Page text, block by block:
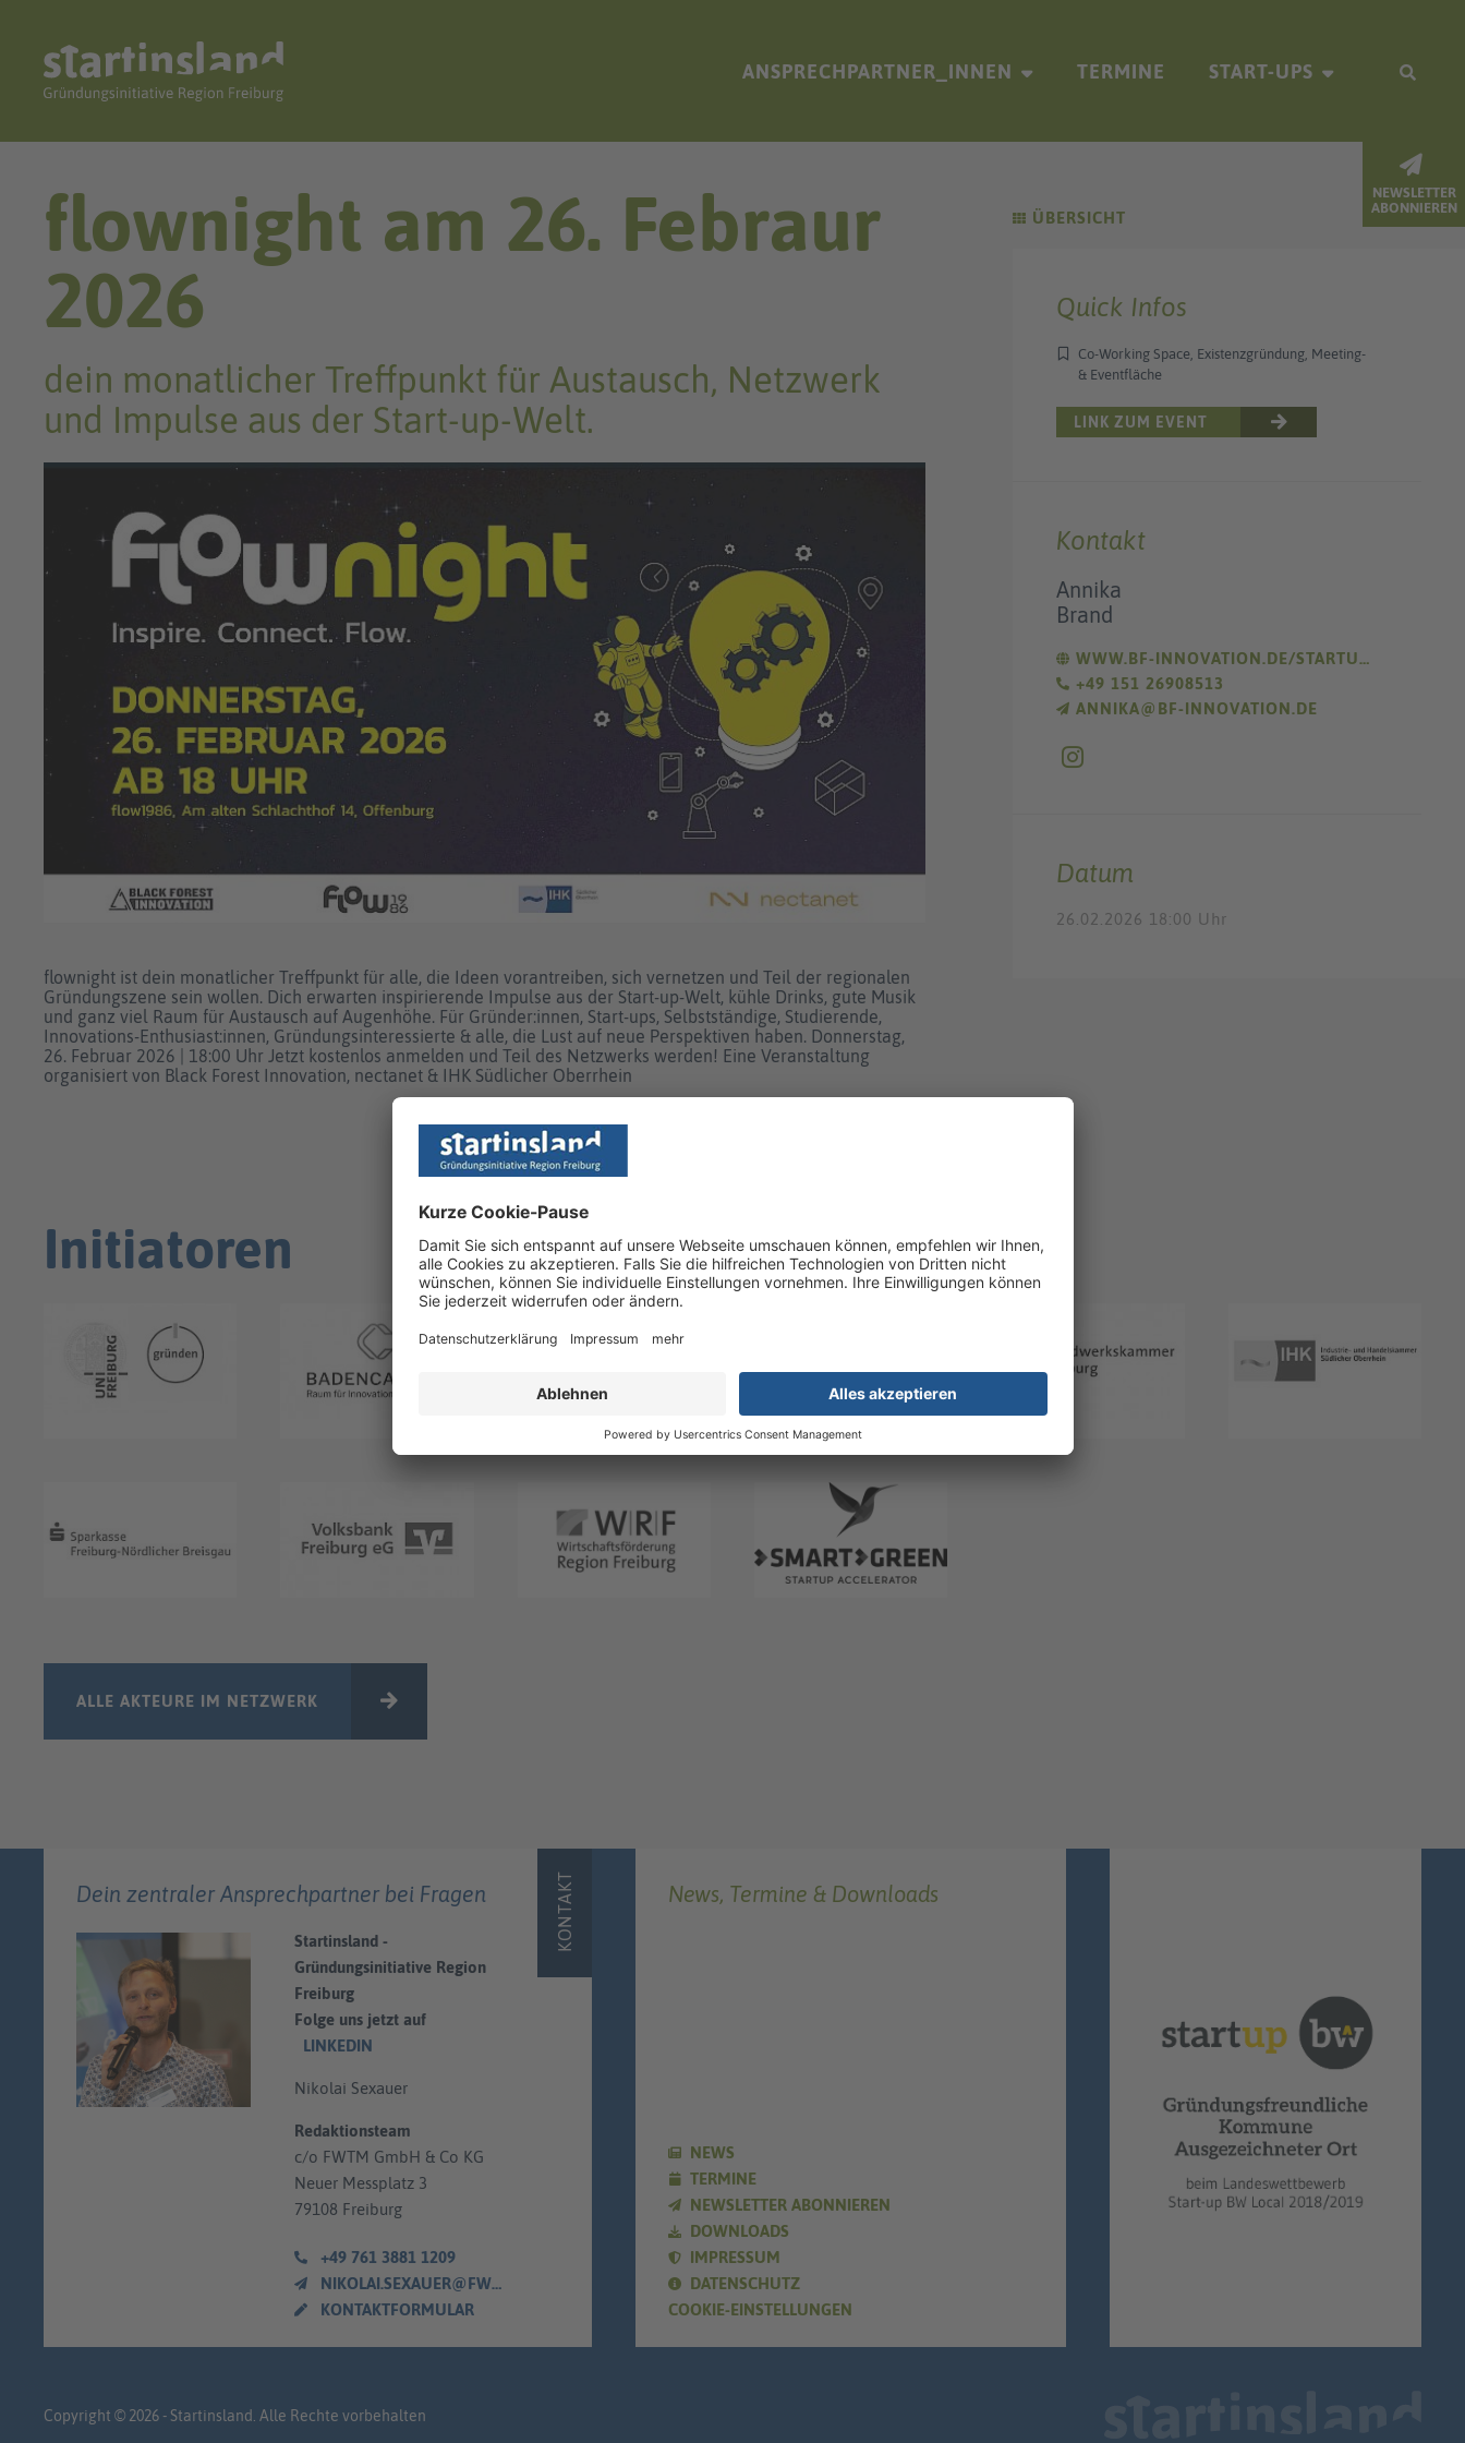
ANSPRECHPARTNER_INNEN TERMINE START-UPS
NEWSLETTER
ABONNIEREN
flownight am 26. Febraur
2026
dein monatlicher Treffpunkt für Austausch, Netzwerk
und Impulse aus der Start-up-Welt.
flownight ist dein monatlicher Treffpunkt für alle, die Ideen vorantreiben, sich vernetzen und Teil der regionalen
Gründungszene sein wollen. Dich erwarten inspirierende Impulse aus der Start-up-Welt, kühle Drinks, gute Musik
und ganz viel Raum für Austausch auf Augenhöhe. Für Gründer:innen, Start-ups, Selbstständige, Studierende,
Innovations-Enthusiast:innen, Gründungsinteressierte & alle, die Lust auf neue Perspektiven haben. Donnerstag,
26. Februar 2026 | 18:00 Uhr Jetzt kostenlos anmelden und Teil des Netzwerks werden! Eine Veranstaltung
organisiert von Black Forest Innovation, nectanet & IHK Südlicher Oberrhein
ÜBERSICHT
Quick Infos
Co-Working Space, Existenzgründung, Meeting-
& Eventfläche
LINK ZUM EVENT
Kontakt
Annika
Brand
WWW.BF-INNOVATION.DE/STARTUP/
+49 151 26908513
ANNIKA@BF-INNOVATION.DE
Datum
26.02.2026 18:00 Uhr
Initiatoren
ALLE AKTEURE IM NETZWERK
KONTAKT
Dein zentraler Ansprechpartner bei Fragen
Startinsland -
Gründungsinitiative Region
Freiburg
Folge uns jetzt auf
LINKEDIN
Nikolai Sexauer
Redaktionsteam
c/o FWTM GmbH & Co KG
Neuer Messplatz 3
79108 Freiburg
+49 761 3881 1209
NIKOLAI.SEXAUER@FWTM.DE
KONTAKTFORMULAR
News, Termine & Downloads
NEWS
TERMINE
NEWSLETTER ABONNIEREN
DOWNLOADS
IMPRESSUM
DATENSCHUTZ
COOKIE-EINSTELLUNGEN
Copyright © 2026 - Startinsland. Alle Rechte vorbehalten